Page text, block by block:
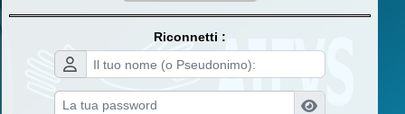
Riconnetti :